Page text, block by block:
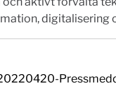
digitalisering